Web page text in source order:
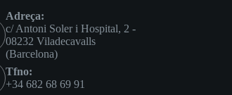
Adreça:
c/ Antoni Soler i Hospital, 2 -
08232 Viladecavalls
(Barcelona)
Tfno:
+34 682 68 69 91